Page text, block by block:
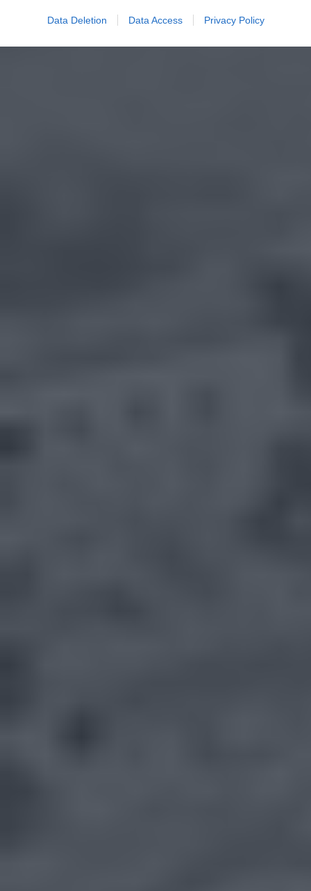
Data Deletion Data Access Privacy Policy